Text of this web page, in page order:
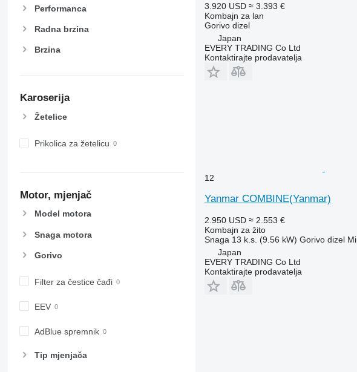
S-series
T-series
Performanca
Radna brzina
Brzina
Karoserija
Žetelice
Prikolica za žetelicu
Motor, mjenjač
Model motora
Snaga motora
Gorivo
Filter za čestice čađi
EEV
AdBlue spremnik
Tip mјenjača
3.920 USD ≈ 3.393 €
Kombajn za lan
Gorivo dizel
Japan
EVERY TRADING Co Ltd
Kontaktirajte prodavatelja
12
Yanmar COMBINE(Yanmar)
2.950 USD ≈ 2.553 €
Kombajn za žito
Snaga 13 k.s. (9.56 kW) Gorivo dizel
Japan
EVERY TRADING Co Ltd
Kontaktirajte prodavatelja